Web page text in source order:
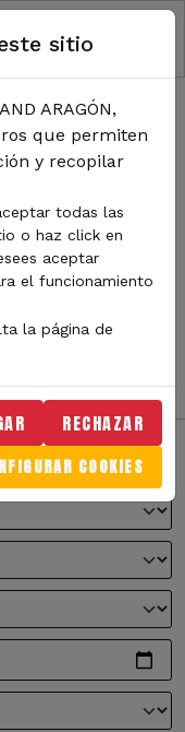
DE
de MotorLand
eventos,
del circuito y
de contenido y
sitio
ARAGÓN,
que permiten
y recopilar
todas las
o haz click en
aceptar
el funcionamiento
la página de
RECHAZAR
COOKIES